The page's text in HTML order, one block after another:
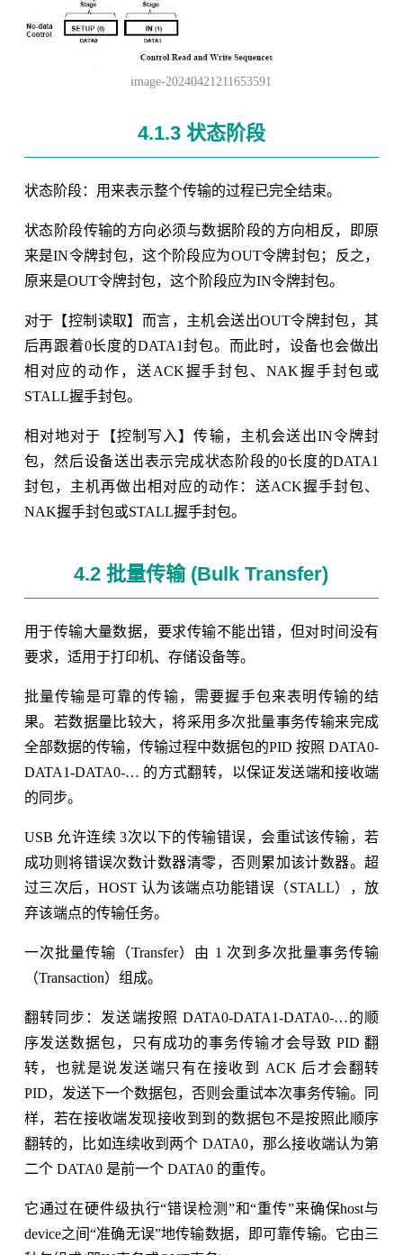
image-20240421211653591
4.1.3 状态阶段
状态阶段：用来表示整个传输的过程已完全结束。
状态阶段传输的方向必须与数据阶段的方向相反，即原
来是IN令牌封包，这个阶段应为OUT令牌封包；反之，
原来是OUT令牌封包，这个阶段应为IN令牌封包。
对于【控制读取】而言，主机会送出OUT令牌封包，其
后再跟着0长度的DATA1封包。而此时，设备也会做出
相对应的动作，送ACK握手封包、NAK握手封包或
STALL握手封包。
相对地对于【控制写入】传输，主机会送出IN令牌封
包，然后设备送出表示完成状态阶段的0长度的DATA1
封包，主机再做出相对应的动作：送ACK握手封包、
NAK握手封包或STALL握手封包。
4.2 批量传输 (Bulk Transfer)
用于传输大量数据，要求传输不能出错，但对时间没有
要求，适用于打印机、存储设备等。
批量传输是可靠的传输，需要握手包来表明传输的结
果。若数据量比较大，将采用多次批量事务传输来完成
全部数据的传输，传输过程中数据包的PID 按照 DATA0-
DATA1-DATA0-… 的方式翻转，以保证发送端和接收端
的同步。
USB 允许连续 3次以下的传输错误，会重试该传输，若
成功则将错误次数计数器清零，否则累加该计数器。超
过三次后，HOST 认为该端点功能错误（STALL），放
弃该端点的传输任务。
一次批量传输（Transfer）由 1 次到多次批量事务传输
（Transaction）组成。
翻转同步：发送端按照 DATA0-DATA1-DATA0-…的顺
序发送数据包，只有成功的事务传输才会导致 PID 翻
转，也就是说发送端只有在接收到 ACK 后才会翻转
PID，发送下一个数据包，否则会重试本次事务传输。同
样，若在接收端发现接收到到的数据包不是按照此顺序
翻转的，比如连续收到两个 DATA0，那么接收端认为第
二个 DATA0 是前一个 DATA0 的重传。
它通过在硬件级执行“错误检测”和“重传”来确保host与
device之间“准确无误”地传输数据，即可靠传输。它由三